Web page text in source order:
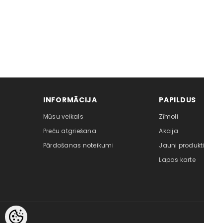
INFORMĀCIJA
Mūsu veikals
Preču atgriešana
Pārdošanas noteikumi
PAPILDUS
Zīmoli
Akcija
Jauni produkti
Lapas karte